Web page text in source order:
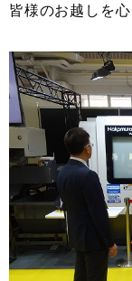
皆様のお越しを